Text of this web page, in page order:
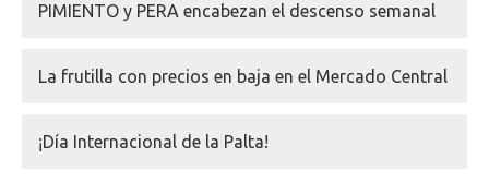
PIMIENTO y PERA encabezan el descenso semanal
La frutilla con precios en baja en el Mercado Central
¡Día Internacional de la Palta!